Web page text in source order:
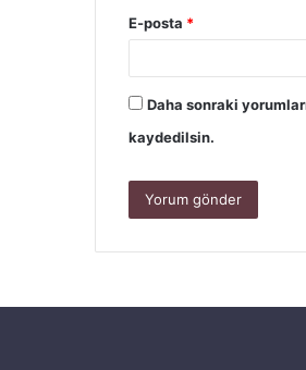
E-posta *
Daha sonraki
kaydedilsin.